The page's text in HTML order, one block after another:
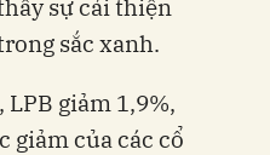
sự cải thiện
sắc xanh.
LPB giảm 1,9%,
giảm của các cổ